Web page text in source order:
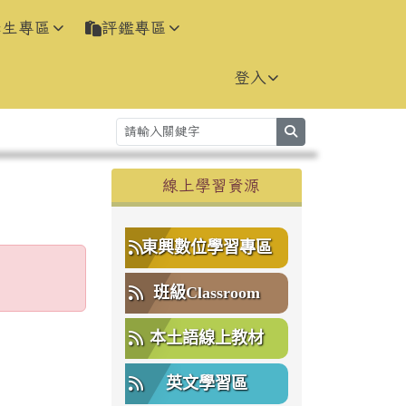
專區 評鑑專區
登入
右邊區域內容
線上學習資源
東興數位學習專區
班級Classroom
本土語線上教材
英文學習區